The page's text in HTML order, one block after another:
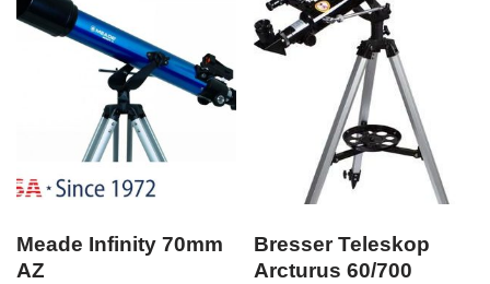
Meade Infinity 70mm
AZ
Bresser Teleskop
Arcturus 60/700